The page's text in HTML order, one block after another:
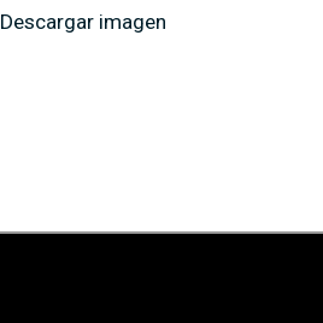
Descargar imagen